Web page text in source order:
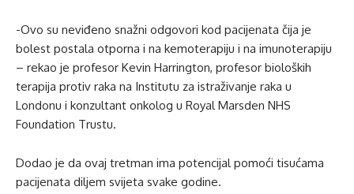
-Ovo su neviđeno snažni odgovori kod pacijenata čija je
bolest postala otporna i na kemoterapiju i na imunoterapiju
– rekao je profesor Kevin Harrington, profesor bioloških
terapija protiv raka na Institutu za istraživanje raka u
Londonu i konzultant onkolog u Royal Marsden NHS
Foundation Trustu.
Dodao je da ovaj tretman ima potencijal pomoći tisućama
pacijenata diljem svijeta svake godine.